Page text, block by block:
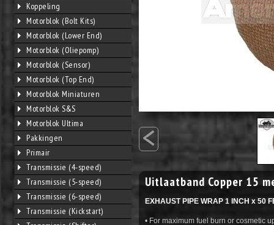
Koppeling
Motorblok (Bolt Kits)
Motorblok (Lower End)
Motorblok (Oliepomp)
Motorblok (Sensor)
Motorblok (Top End)
Motorblok Miniaturen
Motorblok S&S
Motorblok Ultima
Pakkingen
Primair
Transmissie (4-speed)
Transmissie (5-speed)
Transmissie (6-speed)
Transmissie (Kickstart)
<
Uitlaatband Copper 15
EXHAUST PIPE WRAP 1 INCH x 50
• For maximum fuel burn or cosmetic